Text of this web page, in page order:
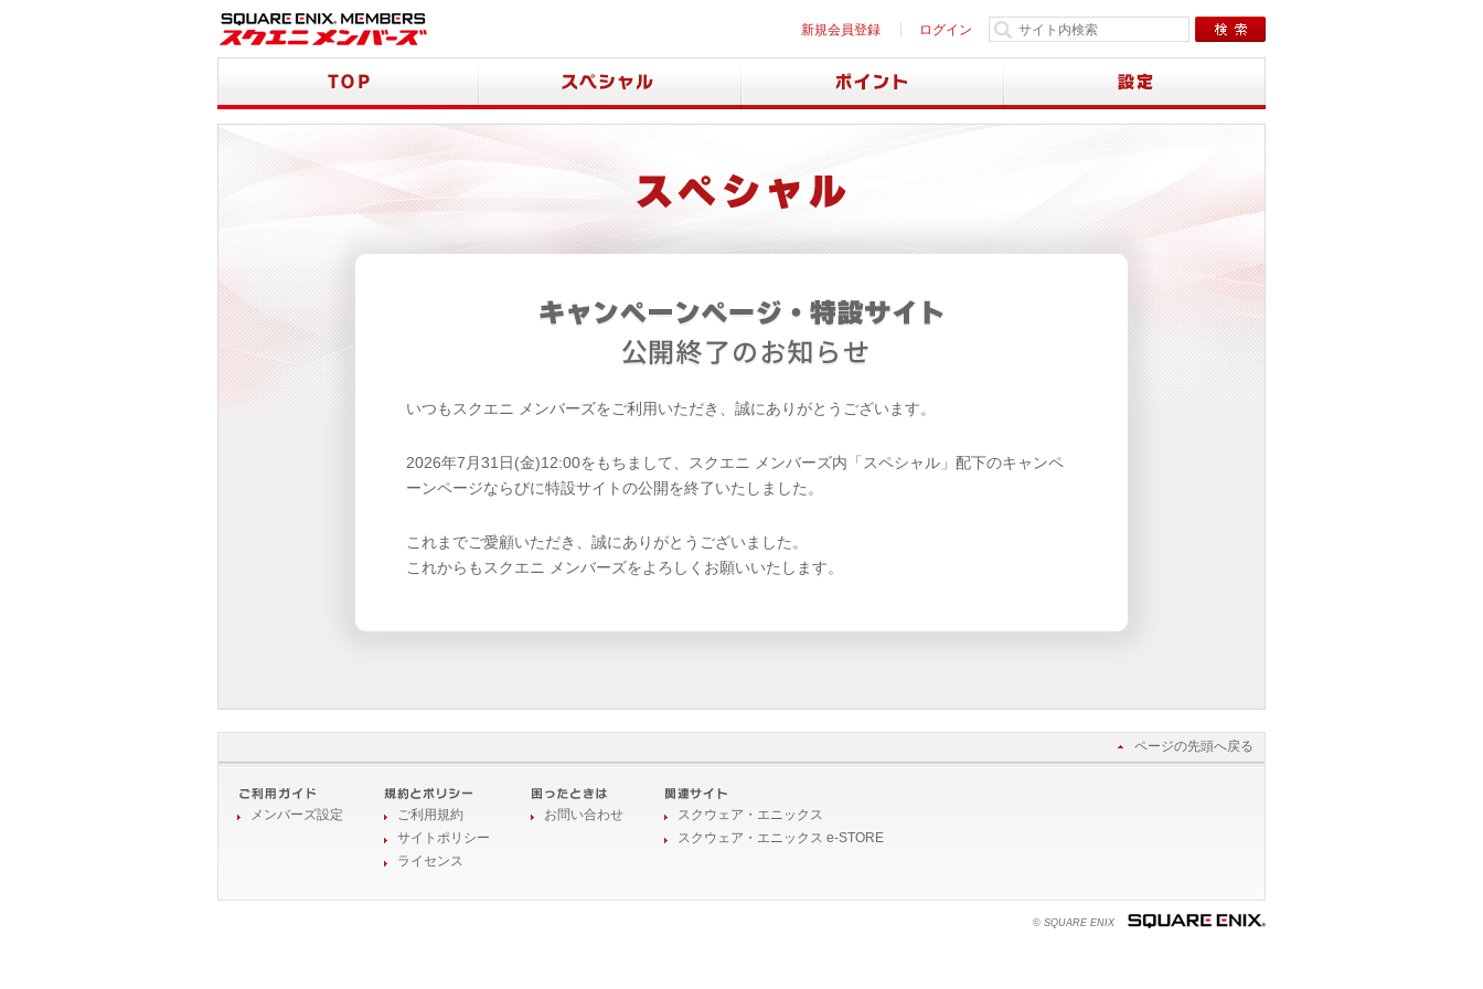
新規会員登録 ログイン
いつもスクエニ メンバーズをご利用いただき、誠にありがとうございます。
2026年7月31日(金)12:00をもちまして、スクエニ メンバーズ内「スペシャル」配下のキャンペ
ーンページならびに特設サイトの公開を終了いたしました。
これまでご愛顧いただき、誠にありがとうございました。
これからもスクエニ メンバーズをよろしくお願いいたします。
ページの先頭へ戻る
メンバーズ設定
ご利用規約
サイトポリシー
ライセンス
お問い合わせ
スクウェア・エニックス
スクウェア・エニックス e-STORE
© SQUARE ENIX